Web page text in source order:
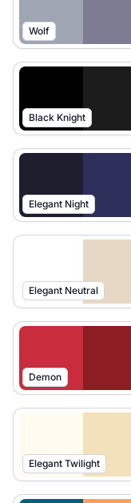
Wolf
Black Knight
Elegant Night
Elegant Neutral
Demon
Elegant Twilight